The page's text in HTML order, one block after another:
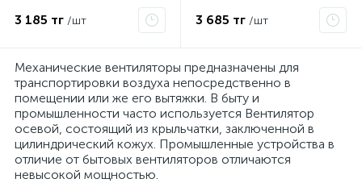
3 185 тг /шт 3 685 тг /шт
Механические вентиляторы предназначены для
транспортировки воздуха непосредственно в
помещении или же его вытяжки. В быту и
промышленности часто используется Вентилятор
осевой, состоящий из крыльчатки, заключенной в
цилиндрический кожух. Промышленные устройства в
отличие от бытовых вентиляторов отличаются
невысокой мощностью.